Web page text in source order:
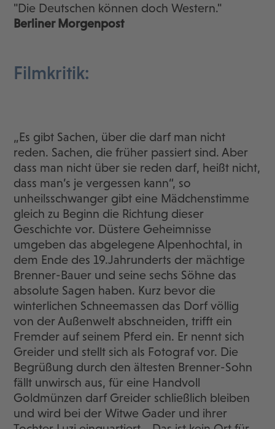
"Die Deutschen können doch Western."
Berliner Morgenpost
Filmkritik:
„Es gibt Sachen, über die darf man nicht
reden. Sachen, die früher passiert sind. Aber
dass man nicht über sie reden darf, heißt nicht,
dass man’s je vergessen kann“, so
unheilsschwanger gibt eine Mädchenstimme
gleich zu Beginn die Richtung dieser
Geschichte vor. Düstere Geheimnisse
umgeben das abgelegene Alpenhochtal, in
dem Ende des 19.Jahrunderts der mächtige
Brenner-Bauer und seine sechs Söhne das
absolute Sagen haben. Kurz bevor die
winterlichen Schneemassen das Dorf völlig
von der Außenwelt abschneiden, trifft ein
Fremder auf seinem Pferd ein. Er nennt sich
Greider und stellt sich als Fotograf vor. Die
Begrüßung durch den ältesten Brenner-Sohn
fällt unwirsch aus, für eine Handvoll
Goldmünzen darf Greider schließlich bleiben
und wird bei der Witwe Gader und ihrer